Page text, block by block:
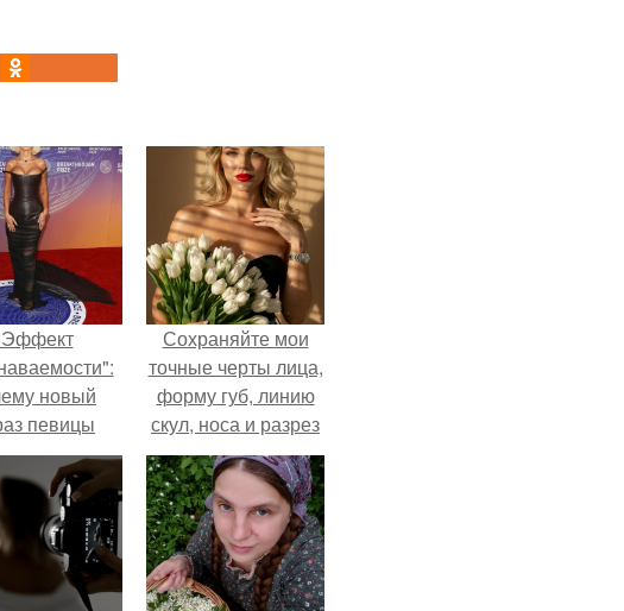
новый
певицы
споры о
гранях
Сохраняйте мои
точные черты лица,
форму губ, линию
скул, носа и разрез
глаз.